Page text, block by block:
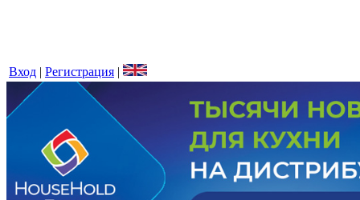
Вход | Регистрация |